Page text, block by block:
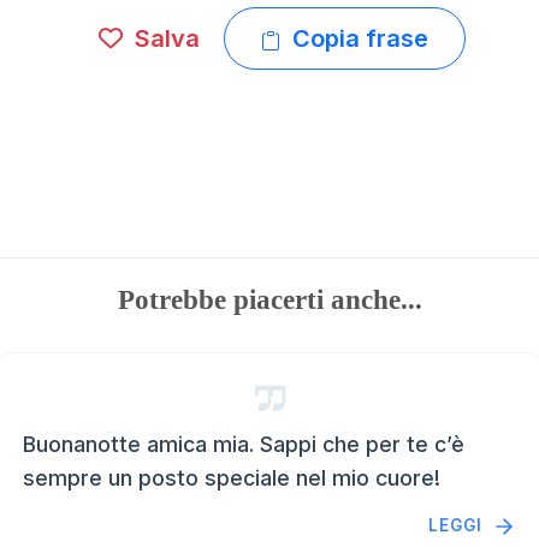
Salva Copia frase
Potrebbe piacerti anche...
Buonanotte amica mia. Sappi che per te c’è
sempre un posto speciale nel mio cuore!
LEGGI